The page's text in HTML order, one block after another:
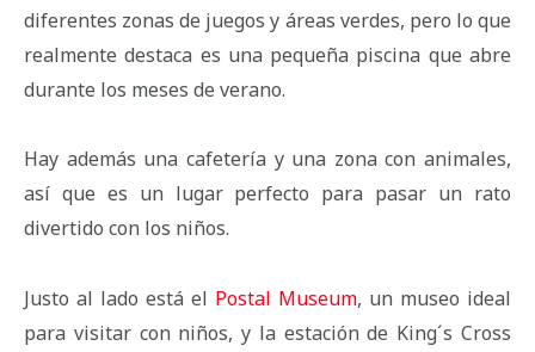
diferentes zonas de juegos y áreas verdes, pero lo que
realmente destaca es una pequeña piscina que abre
durante los meses de verano.
Hay además una cafetería y una zona con animales,
así que es un lugar perfecto para pasar un rato
divertido con los niños.
Justo al lado está el Postal Museum, un museo ideal
para visitar con niños, y la estación de King´s Cross